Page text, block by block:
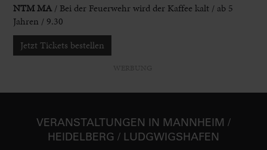
NTMMA / Bei der Feuerwehr wird der Kaffee kalt / ab 5
Jahren / 9.30
Jetzt Tickets bestellen
VER­ANSTAL­TUNGEN IN MANNHEIM /
HEIDELBERG / LUDGWIGS­HAFEN